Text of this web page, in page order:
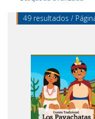
49 resultados /